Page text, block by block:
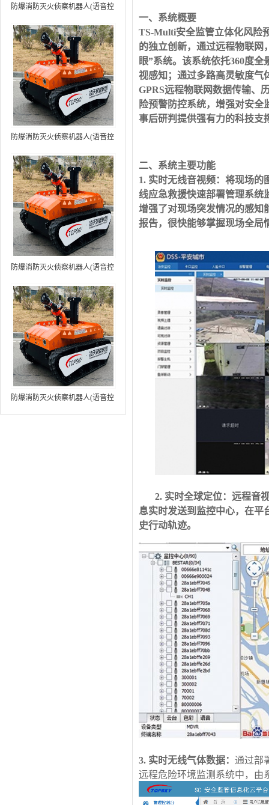
防爆消防灭火侦察机器人(语音控
MC80BD（第6代）
防爆消防灭火侦察机器人(语音控
RXR-MC80BD（第7代）
防爆消防灭火侦察机器人(语音控
火焰）中型RXR-MC80BD（第8
代）
防爆消防灭火侦察机器人(语音控
制+跟随功能+5G控制+水炮跟踪
一、系统概要
TS-Multi安全监管立体化风险
的独立创新，通过远程物联网
眼”系统。该系统依托360度
视感知；通过多路高灵敏度气
GPRS远程物联网数据传输、
险预警防控系统，增强对安
事后研判提供强有力的科技支
二、系统主要功能
1. 实时无线音视频： 将现场的
线应急救援快速部署管理系统
增强了对现场突发情况的感知
报告，很快能够掌握现场全局
2. 实时全球定位： 远程音
息实时发送到监控中心，在平
史行动轨迹。
3. 实时无线气体数据： 通过部
远程危险环境监测系统中，由